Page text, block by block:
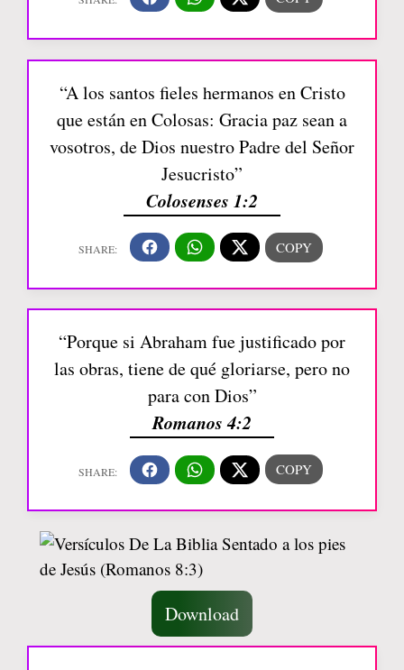
“A los santos fieles hermanos en Cristo
que están en Colosas: Gracia paz sean a
vosotros, de Dios nuestro Padre del Señor
Jesucristo”
Colosenses 1:2
“Porque si Abraham fue justificado por
las obras, tiene de qué gloriarse, pero no
para con Dios”
Romanos 4:2
Download